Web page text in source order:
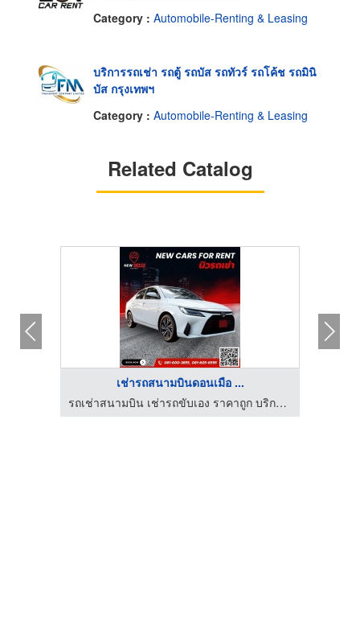
Category : Automobile-Renting & Leasing
บริการรถเช่า รถตู้ รถบัส รถทัวร์ รถโค้ช รถมินิ
บัส กรุงเทพฯ
Category : Automobile-Renting & Leasing
Related Catalog
เช่ารถสนามบินดอนเมือ ...
รถเช่าสนามบิน เช่ารถขับเอง ราคาถูก บริการ 24 ชั่วโมง – นิวรถเช่า